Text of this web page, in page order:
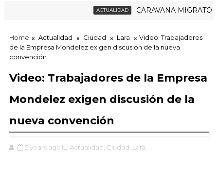
ACTUALIDAD CARAVANA MIGRATORIA
Home Actualidad Ciudad Lara
Video: Trabajadores
de la Empresa Mondelez exigen discusión de la nueva
convención
Video: Trabajadores de la Empresa
Mondelez exigen discusión de la
nueva convención
5 years ago Actualidad, Ciudad, Lara,